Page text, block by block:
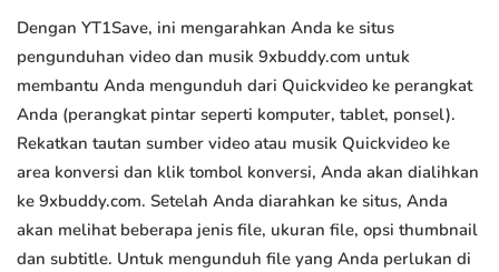
Dengan YT1Save, ini mengarahkan Anda ke situs
pengunduhan video dan musik 9xbuddy.com untuk
membantu Anda mengunduh dari Quickvideo ke perangkat
Anda (perangkat pintar seperti komputer, tablet, ponsel).
Rekatkan tautan sumber video atau musik Quickvideo ke
area konversi dan klik tombol konversi, Anda akan dialihkan
ke 9xbuddy.com. Setelah Anda diarahkan ke situs, Anda
akan melihat beberapa jenis file, ukuran file, opsi thumbnail
dan subtitle. Untuk mengunduh file yang Anda perlukan di